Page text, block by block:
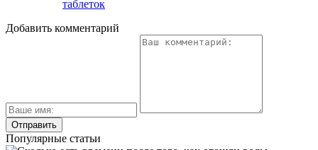
таблеток
Добавить комментарий
Популярные статьи